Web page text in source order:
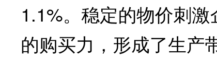
1.1%。稳定的物价刺
的购买力，形成了生产